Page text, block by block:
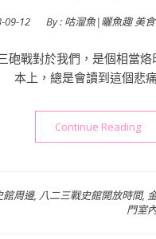
09-12 By : 咕溜魚|曬魚趣 美
砲戰對於我們，是個相當
本上，總是會讀到這個悲
Continue Reading“
館周邊, 八二三戰史館開放時間,
門室